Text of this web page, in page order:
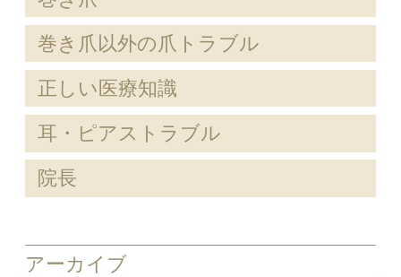
巻き爪以外の爪トラブル
正しい医療知識
耳・ピアストラブル
院長
アーカイブ